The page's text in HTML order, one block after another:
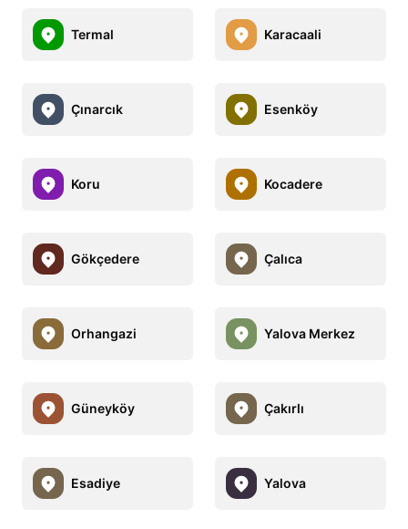
Termal Karacaali
Çınarcık Esenköy
Koru Kocadere
Gökçedere Çalıca
Orhangazi Yalova Merkez
Güneyköy Çakırlı
Esadiye Yalova